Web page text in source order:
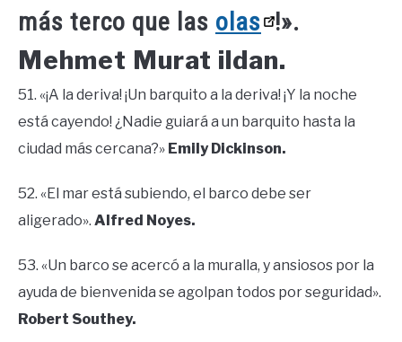
más terco que las olas !».
Mehmet Murat ildan.
51. «¡A la deriva! ¡Un barquito a la deriva! ¡Y la noche
está cayendo! ¿Nadie guiará a un barquito hasta la
ciudad más cercana?» Emily Dickinson.
52. «El mar está subiendo, el barco debe ser
aligerado». Alfred Noyes.
53. «Un barco se acercó a la muralla, y ansiosos por la
ayuda de bienvenida se agolpan todos por seguridad».
Robert Southey.